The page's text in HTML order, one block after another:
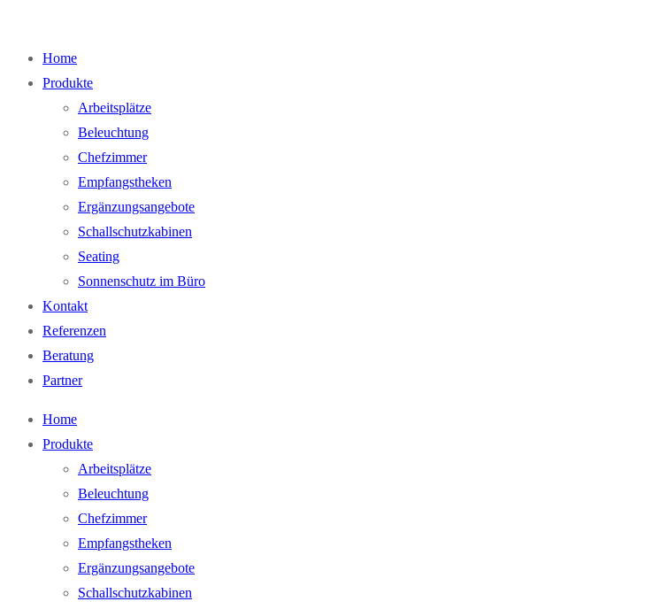
Home
Produkte
Arbeitsplätze
Beleuchtung
Chefzimmer
Empfangstheken
Ergänzungsangebote
Schallschutzkabinen
Seating
Sonnenschutz im Büro
Kontakt
Referenzen
Beratung
Partner
Home
Produkte
Arbeitsplätze
Beleuchtung
Chefzimmer
Empfangstheken
Ergänzungsangebote
Schallschutzkabinen